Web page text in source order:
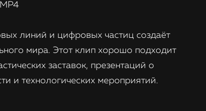
MP4
линий и цифровых частиц создаёт
мира. Этот клип хорошо подходит
заставок, презентаций о
и технологических мероприятий.